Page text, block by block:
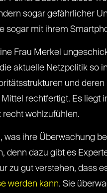
sogar gefährlicher
sogar mit ihrem
Frau Merkel
aktuelle Netzpolitik so
und
rechtfertigt. Es liegt
recht wohlzufühlen.
was ihre Überwachung
denn dazu gibt es
zu gut verstehen, dass
werden kann. Sie